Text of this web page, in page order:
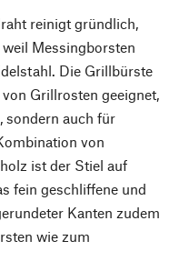
reinigt gründlich,
Messingborsten
Die Grillbürste
Grillrosten geeignet,
sondern auch für
von
ist der Stiel auf
fein geschliffene und
Kanten zudem
wie zum